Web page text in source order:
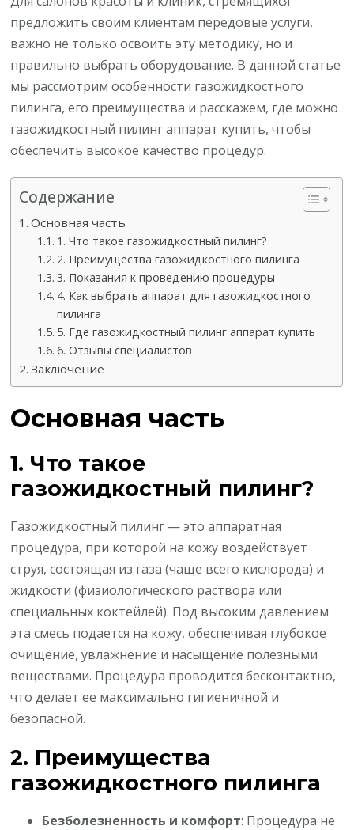
предложить своим клиентам передовые услуги,
важно не только освоить эту методику, но и
правильно выбрать оборудование. В данной статье
мы рассмотрим особенности газожидкостного
пилинга, его преимущества и расскажем, где можно
газожидкостный пилинг аппарат купить, чтобы
обеспечить высокое качество процедур.
Содержание
Основная часть
1. Что такое газожидкостный пилинг?
2. Преимущества газожидкостного пилинга
3. Показания к проведению процедуры
4. Как выбрать аппарат для газожидкостного
пилинга
5. Где газожидкостный пилинг аппарат купить
6. Отзывы специалистов
Заключение
Основная часть
1. Что такое
газожидкостный пилинг?
Газожидкостный пилинг — это аппаратная
процедура, при которой на кожу воздействует
струя, состоящая из газа (чаще всего кислорода) и
жидкости (физиологического раствора или
специальных коктейлей). Под высоким давлением
эта смесь подается на кожу, обеспечивая глубокое
очищение, увлажнение и насыщение полезными
веществами. Процедура проводится бесконтактно,
что делает ее максимально гигиеничной и
безопасной.
2. Преимущества
газожидкостного пилинга
Безболезненность и комфорт: Процедура не